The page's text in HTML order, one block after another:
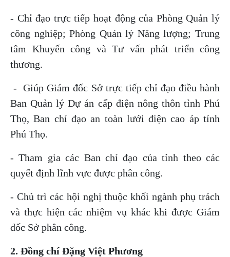
- Chỉ đạo trực tiếp hoạt động của Phòng Quản lý
công nghiệp; Phòng Quản lý Năng lượng; Trung
tâm Khuyến công và Tư vấn phát triển công
thương.
- Giúp Giám đốc Sở trực tiếp chỉ đạo điều hành
Ban Quản lý Dự án cấp điện nông thôn tỉnh Phú
Thọ, Ban chỉ đạo an toàn lưới điện cao áp tỉnh
Phú Thọ.
- Tham gia các Ban chỉ đạo của tỉnh theo các
quyết định lĩnh vực được phân công.
- Chủ trì các hội nghị thuộc khối ngành phụ trách
và thực hiện các nhiệm vụ khác khi được Giám
đốc Sở phân công.
2. Đồng chí Đặng Việt Phương